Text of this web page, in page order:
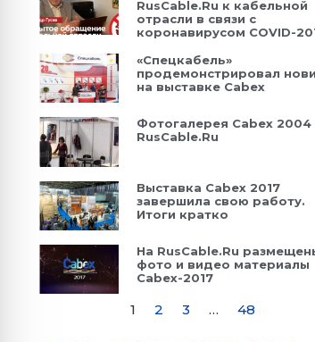
RusCable.Ru к кабельной
отрасли в связи с
коронавирусом COVID-
«Спецкабель»
продемонстрировал
на выставке Cabex
Фотогалерея Cabex 2004
RusCable.Ru
Выставка Cabex 2017
завершила свою работу.
Итоги кратко
На RusCable.Ru
фото и видео материалы
Cabex-2017
1 2 3 … 48